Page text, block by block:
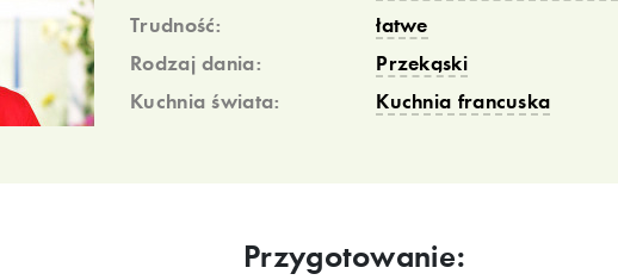
Trudność:
łatwe
Rodzaj dania:
Przekąski
Kuchnia świata:
Kuchnia francuska
Przygotowanie: